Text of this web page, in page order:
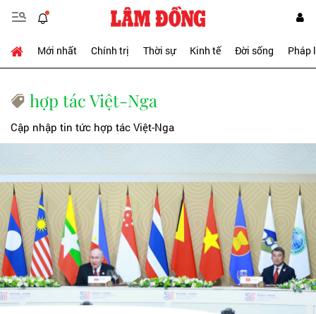
Mới nhất Chính trị Thời sự Kinh tế Đời sống Pháp
hợp tác Việt-Nga
Cập nhập tin tức hợp tác Việt-Nga